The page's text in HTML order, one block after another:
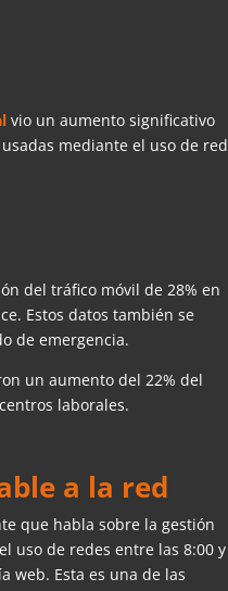
vio un aumento significativo
mediante el uso de red
del tráfico móvil de 28% en
Estos datos también se
de emergencia.
un aumento del 22% del
laborales.
a la red
que habla sobre la gestión
uso de redes entre las 8:00 y
web. Esta es una de las